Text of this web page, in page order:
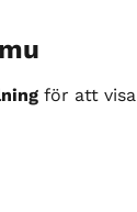
för att visa